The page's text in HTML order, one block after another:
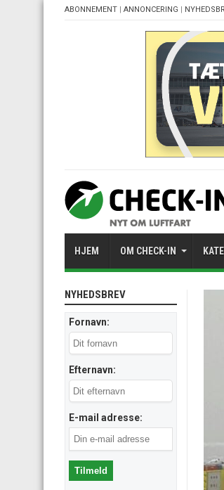
ABONNEMENT | ANNONCERING |
HJEM OM CHECK-IN
NYHEDSBREV
Fornavn:
Efternavn:
E-mail adresse: